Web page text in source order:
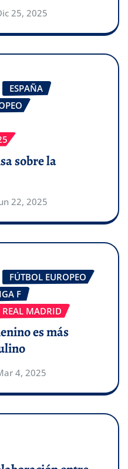
25, 2025
ESPAÑA
sobre la
22, 2025
FÚTBOL EUROPEO
F
REAL MADRID
es más
4, 2025